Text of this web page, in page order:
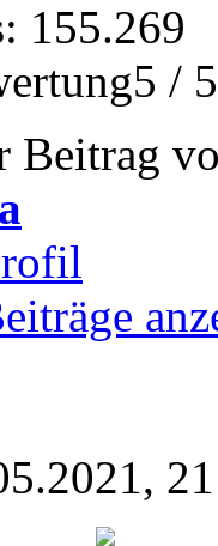
155.269
/ 5
Beitrag